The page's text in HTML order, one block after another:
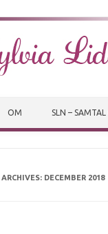
OM SLN –
DECEMBER 2018